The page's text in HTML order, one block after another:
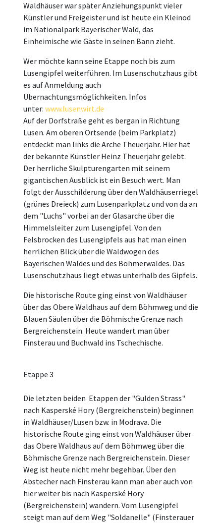
Waldhäuser war später Anziehungspunkt vieler
Künstler und Freigeister und ist heute ein Kleinod
im Nationalpark Bayerischer Wald, das
Einheimische wie Gäste in seinen Bann zieht.
Wer möchte kann seine Etappe noch bis zum
Lusengipfel weiterführen. Im Lusenschutzhaus gibt
es auf Anmeldung auch
Übernachtungsmöglichkeiten. Infos
unter: www.lusenwirt.de
Auf der Dorfstraße geht es bergan in Richtung
Lusen. Am oberen Ortsende (beim Parkplatz)
entdeckt man links die Arche Theuerjahr. Hier hat
der bekannte Künstler Heinz Theuerjahr gelebt.
Der herrliche Skulpturengarten mit seinem
gigantischen Ausblick ist ein Besuch wert. Man
folgt der Ausschilderung über den Waldhäuserriegel
(grünes Dreieck) zum Lusenparkplatz und von da an
dem "Luchs" vorbei an der Glasarche über die
Himmelsleiter zum Lusengipfel. Von den
Felsbrocken des Lusengipfels aus hat man einen
herrlichen Blick über die Waldwogen des
Bayerischen Waldes und des Böhmerwaldes. Das
Lusenschutzhaus liegt etwas unterhalb des Gipfels.
Die historische Route ging einst von Waldhäuser
über das Obere Waldhaus auf dem Böhmweg und die
Blauen Säulen über die Böhmische Grenze nach
Bergreichenstein. Heute wandert man über
Finsterau und Buchwald ins Tschechische.
Etappe 3
Die letzten beiden Etappen der "Gulden Strass"
nach Kasperské Hory (Bergreichenstein) beginnen
in Waldhäuser/Lusen bzw. in Modrava. Die
historische Route ging einst von Waldhäuser über
das Obere Waldhaus auf dem Böhmweg über die
Böhmische Grenze nach Bergreichenstein. Dieser
Weg ist heute nicht mehr begehbar. Über den
Abstecher nach Finsterau kann man aber auch von
hier weiter bis nach Kasperské Hory
(Bergreichenstein) wandern. Vom Lusengipfel
steigt man auf dem Weg "Soldanelle" (Finsterauer